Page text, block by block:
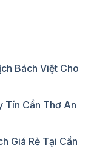
Bách Việt Cho
Tín Cần Thơ An
Giá Rẻ Tại Cần